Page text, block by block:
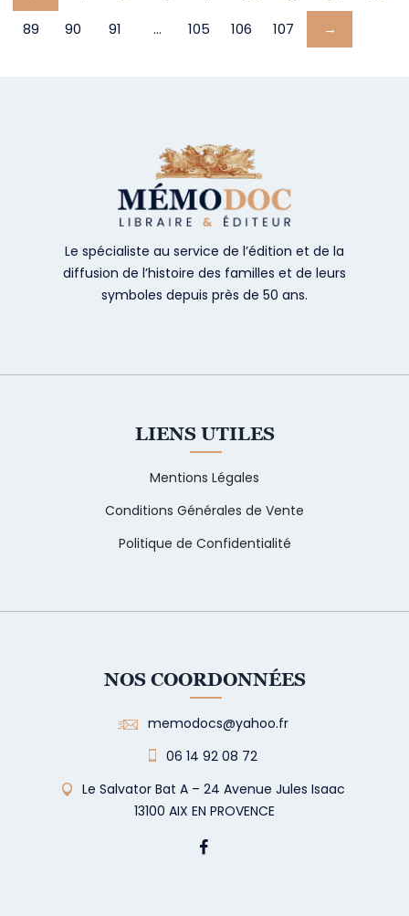
89
90 91 … 105 106 107 →
Le spécialiste au service de l’édition et de la
diffusion de l’histoire des familles et de leurs
symboles depuis près de 50 ans.
LIENS UTILES
Mentions Légales
Conditions Générales de Vente
Politique de Confidentialité
NOS COORDONNÉES
memodocs@yahoo.fr
06 14 92 08 72
Le Salvator Bat A – 24 Avenue Jules Isaac
13100 AIX EN PROVENCE